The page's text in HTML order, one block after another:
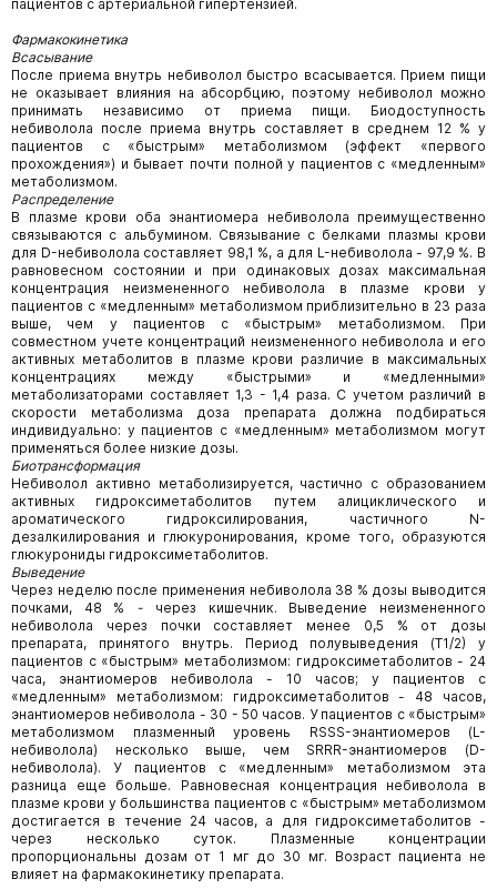
пациентов с артериальной гипертензией.
Фармакокинетика
Всасывание
После приема внутрь небиволол быстро всасывается. Прием пищи
не оказывает влияния на абсорбцию, поэтому небиволол можно
принимать независимо от приема пищи. Биодоступность
небиволола после приема внутрь составляет в среднем 12 % у
пациентов с «быстрым» метаболизмом (эффект «первого
прохождения») и бывает почти полной у пациентов с «медленным»
метаболизмом.
Распределение
В плазме крови оба энантиомера небиволола преимущественно
связываются с альбумином. Связывание с белками плазмы крови
для D-небиволола составляет 98,1 %, а для L-небиволола - 97,9 %. В
равновесном состоянии и при одинаковых дозах максимальная
концентрация неизмененного небиволола в плазме крови у
пациентов с «медленным» метаболизмом приблизительно в 23 раза
выше, чем у пациентов с «быстрым» метаболизмом. При
совместном учете концентраций неизмененного небиволола и его
активных метаболитов в плазме крови различие в максимальных
концентрациях между «быстрыми» и «медленными»
метаболизаторами составляет 1,3 - 1,4 раза. С учетом различий в
скорости метаболизма доза препарата должна подбираться
индивидуально: у пациентов с «медленным» метаболизмом могут
применяться более низкие дозы.
Биотрансформация
Небиволол активно метаболизируется, частично с образованием
активных гидроксиметаболитов путем алициклического и
ароматического гидроксилирования, частичного N-
дезалкилирования и глюкуронирования, кроме того, образуются
глюкурониды гидроксиметаболитов.
Выведение
Через неделю после применения небиволола 38 % дозы выводится
почками, 48 % - через кишечник. Выведение неизмененного
небиволола через почки составляет менее 0,5 % от дозы
препарата, принятого внутрь. Период полувыведения (Т1/2) у
пациентов с «быстрым» метаболизмом: гидроксиметаболитов - 24
часа, энантиомеров небиволола - 10 часов; у пациентов с
«медленным» метаболизмом: гидроксиметаболитов - 48 часов,
энантиомеров небиволола - 30 - 50 часов. У пациентов с «быстрым»
метаболизмом плазменный уровень RSSS-энантиомеров (L-
небиволола) несколько выше, чем SRRR-энантиомеров (D-
небиволола). У пациентов с «медленным» метаболизмом эта
разница еще больше. Равновесная концентрация небиволола в
плазме крови у большинства пациентов с «быстрым» метаболизмом
достигается в течение 24 часов, а для гидроксиметаболитов -
через несколько суток. Плазменные концентрации
пропорциональны дозам от 1 мг до 30 мг. Возраст пациента не
влияет на фармакокинетику препарата.